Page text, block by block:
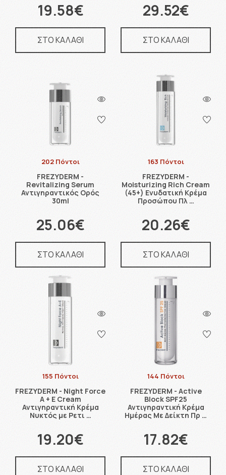
19.58€
ΣΤΟ ΚΑΛΑΘΙ
29.52€
ΣΤΟ ΚΑΛΑΘΙ
202 Πόντοι
FREZYDERM -
Revitalizing Serum
Αντιγηραντικός Ορός
30ml
25.06€
ΣΤΟ ΚΑΛΑΘΙ
163 Πόντοι
FREZYDERM -
Moisturizing Rich Cream
(45+) Ενυδατική Κρέμα
Προσώπου Πλ …
20.26€
ΣΤΟ ΚΑΛΑΘΙ
155 Πόντοι
FREZYDERM - Night Force
A + E Cream
Αντιγηραντική Κρέμα
Νυκτός με Ρετι …
19.20€
ΣΤΟ ΚΑΛΑΘΙ
144 Πόντοι
FREZYDERM - Active
Block SPF25
Αντιγηραντική Κρέμα
Ημέρας Με Δείκτη Πρ …
17.82€
ΣΤΟ ΚΑΛΑΘΙ